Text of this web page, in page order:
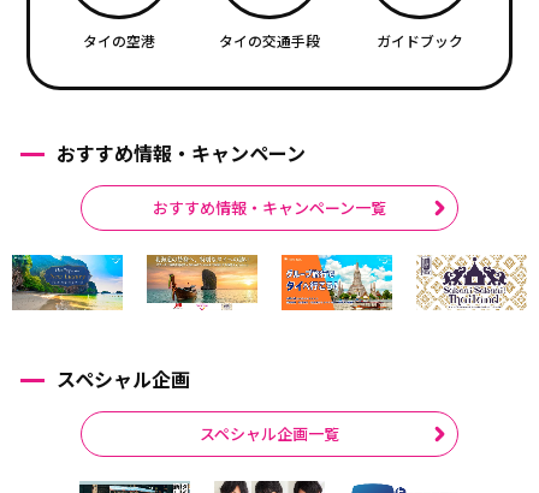
タイの空港 タイの交通手段 ガイドブック
おすすめ情報・キャンペーン
おすすめ情報・キャンペーン一覧
スペシャル企画
スペシャル企画一覧